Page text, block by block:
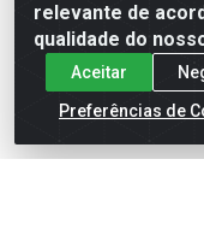
relevante de
qualidade do
Aceitar
Preferências de